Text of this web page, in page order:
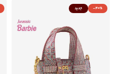
-40% جدید